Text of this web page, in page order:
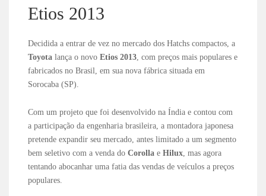
Etios 2013
Decidida a entrar de vez no mercado dos Hatchs compactos, a
Toyota lança o novoEtios 2013, com preços mais populares e
fabricados no Brasil, em sua nova fábrica situada em
Sorocaba (SP).
Com um projeto que foi desenvolvido na Índia e contou com
a participação da engenharia brasileira, a montadora japonesa
pretende expandir seu mercado, antes limitado a um segmento
bem seletivo com a venda doCorolla eHilux , mas agora
tentando abocanhar uma fatia das vendas de veículos a preços
populares.